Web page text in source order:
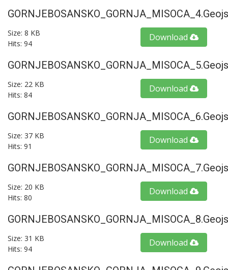
Size: 8 KB
Hits: 94
Download
Size: 22 KB
Hits: 84
Download
Size: 37 KB
Hits: 91
Download
Size: 20 KB
Hits: 80
Download
Size: 31 KB
Hits: 94
Download